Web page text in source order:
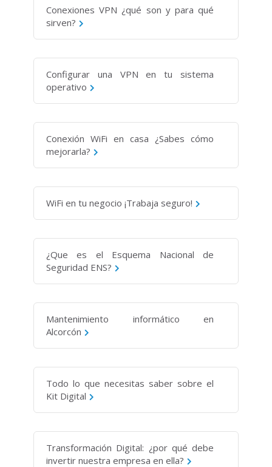
Conexiones VPN ¿qué son y para qué
sirven?
Configurar una VPN en tu sistema
operativo
Conexión WiFi en casa ¿Sabes cómo
mejorarla?
WiFi en tu negocio ¡Trabaja seguro!
¿Que es el Esquema Nacional de
Seguridad ENS?
Mantenimiento informático en
Alcorcón
Todo lo que necesitas saber sobre el
Kit Digital
Transformación Digital: ¿por qué debe
invertir nuestra empresa en ella?